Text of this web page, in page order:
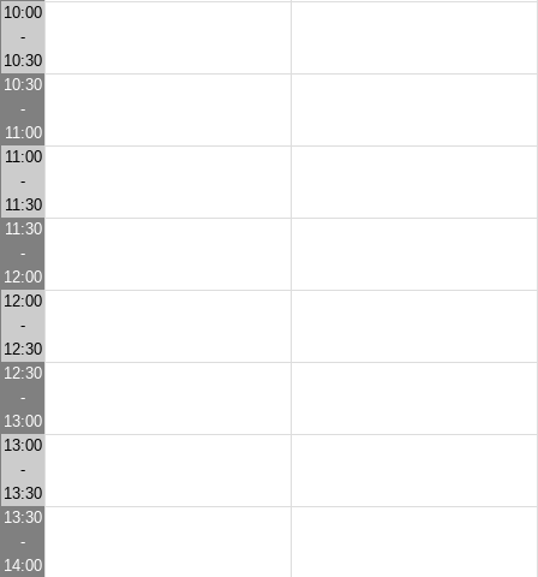
10:00
-
10:30
10:30
-
11:00
11:00
-
11:30
11:30
-
12:00
12:00
-
12:30
12:30
-
13:00
13:00
-
13:30
13:30
-
14:00